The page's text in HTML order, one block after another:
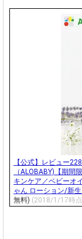
【公式】レビュー
（ALOBABY)【期間
キンケア／ベビーオ
ゃん ローション/新
無料) (2018/1/17時